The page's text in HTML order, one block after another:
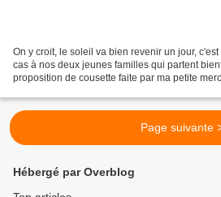
On y croit, le soleil va bien revenir un jour,
cas à nos deux jeunes familles qui partent
proposition de cousette faite par ma petite
Page suivante
Hébergé par Overblog